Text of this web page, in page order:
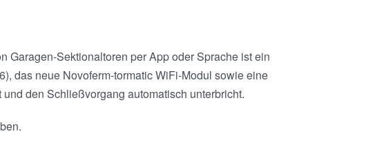
Garagen-Sektionaltoren per App oder Sprache ist ein
das neue Novoferm-tormatic WiFi-Modul sowie eine
den Schließvorgang automatisch unterbricht.